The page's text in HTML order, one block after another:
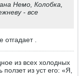
Немо, Колобка,
- все
.
из всех холодных
из уст его: «Я,